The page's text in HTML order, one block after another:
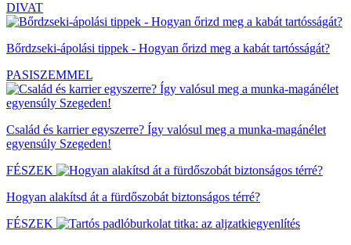
DIVAT
Bőrdzseki-ápolási tippek - Hogyan őrizd meg a kabát tartósságát?
PASISZEMMEL
Család és karrier egyszerre? Így valósul meg a munka-magánélet
egyensúly Szegeden!
FÉSZEK
Hogyan alakítsd át a fürdőszobát biztonságos térré?
FÉSZEK